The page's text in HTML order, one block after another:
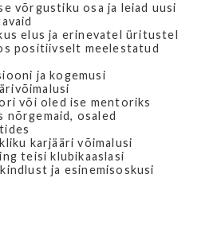
võrgustiku osa ja leiad uusi
elus ja erinevatel üritustel
positiivselt meelestatud
ja kogemusi
või oled ise mentoriks
nõrgemaid, osaled
karjääri võimalusi
teisi klubikaaslasi
ja esinemisoskusi